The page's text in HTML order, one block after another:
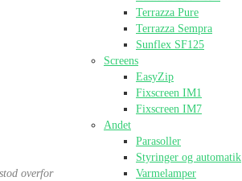
Terrazza Pure
Terrazza Sempra
Sunflex SF125
Screens
EasyZip
Fixscreen IM1
Fixscreen IM7
Andet
Parasoller
Styringer og automatik
Varmelamper
overfor